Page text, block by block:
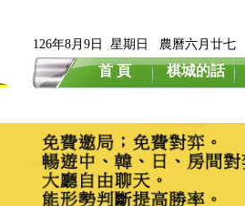
126年8月9日 星期日 農曆六月廿七
首 頁 棋城的話